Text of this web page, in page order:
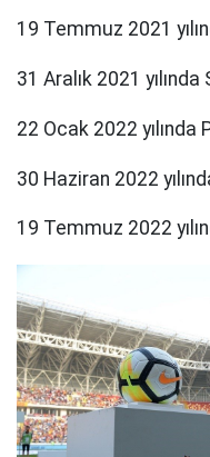
19 Temmuz 2021
31 Aralık 2021
22 Ocak 2022 yılında
30 Haziran 2022
19 Temmuz 2022